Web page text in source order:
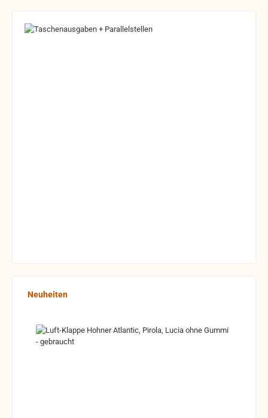
Produktgalerie überspringen
Neuheiten